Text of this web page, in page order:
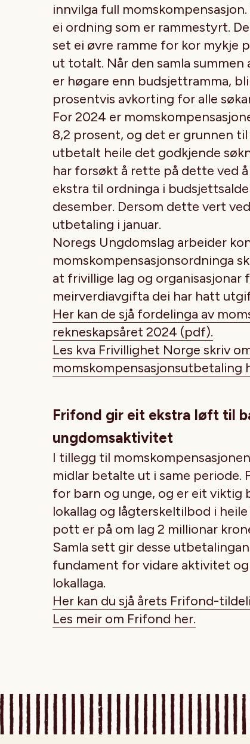
innvilga full
ei ordning som er rammestyrt.
set ei øvre ramme for kor mykje
ut totalt. Når den samla summen
er høgare enn budsjettramma,
prosentvis avkorting for alle
For 2024 er
8,2 prosent, og det er grunnen
utbetalt heile det godkjende
har forsøkt å rette på dette ved
ekstra til ordninga i
desember. Dersom dette vert
utbetaling i januar.
Noregs Ungdomslag arbeider
momskompensasjonsordninga
at frivillige lag og organisasjonar
meirverdiavgifta dei har hatt
Her kan de sjå fordelinga av
rekneskapsåret 2024 (pdf).
Les kva Frivillighet Norge skriv
momskompensasjonsutbetaling
Frifond gir eit ekstra løft til
ungdomsaktivitet
I tillegg til
midlar betalte ut i same
for barn og unge, og er eit viktig
lokallag og lågterskeltilbod i
pott er på om lag 2 millionar
Samla sett gir desse
fundament for vidare aktivitet
lokallaga.
Her kan du sjå årets Frifond-
Les meir om Frifond her.